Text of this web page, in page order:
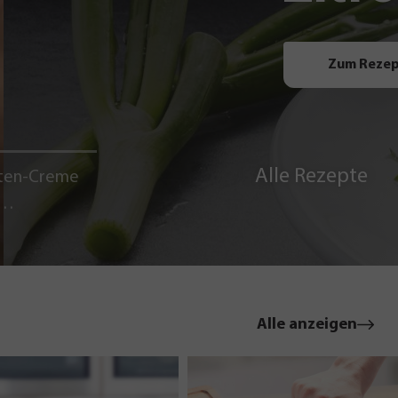
Zum
Creme
Alle Rezepte
Alle anzeigen